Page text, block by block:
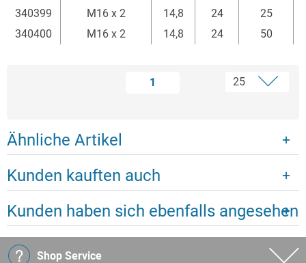
340399
M16 x 2 14,8 24 25
340400
M16 x 2 14,8 24 50
1
Ähnliche Artikel
Kunden kauften auch
Kunden haben sich ebenfalls angesehen
Shop Service